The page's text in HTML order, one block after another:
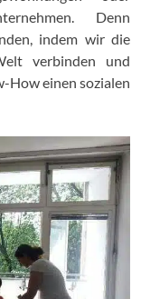
Denn
indem wir die
verbinden und
How einen sozialen